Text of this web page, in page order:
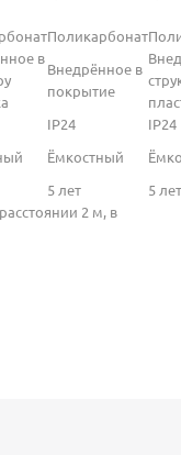
Поликарбонат
в
Внедрённое в
покрытие
IP24
IP24
Ёмкостный
5 лет
5 лет
2 м, в